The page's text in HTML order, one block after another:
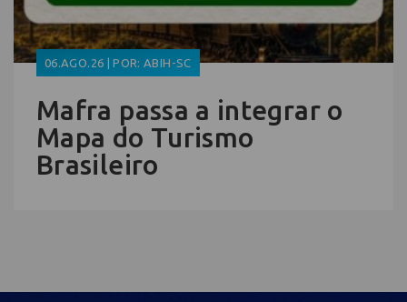
06.AGO.26 | POR: ABIH-SC
Mafra passa a integrar o
Mapa do Turismo
Brasileiro